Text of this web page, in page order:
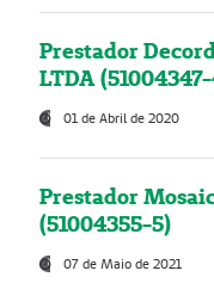
Prestador
LTDA
01 de Abril de 2020
Prestador
(51004355-5)
07 de Maio de 2021